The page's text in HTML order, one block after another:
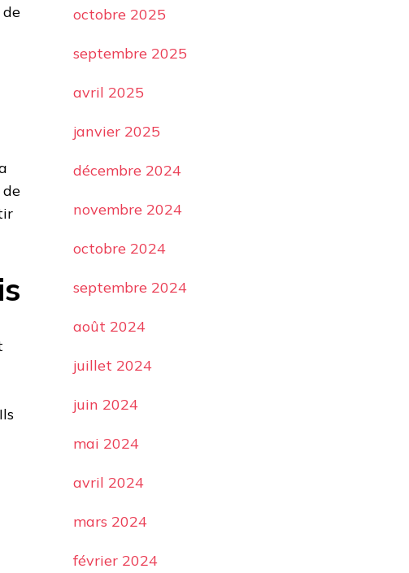
octobre 2025
septembre 2025
avril 2025
janvier 2025
décembre 2024
novembre 2024
octobre 2024
septembre 2024
août 2024
juillet 2024
juin 2024
mai 2024
avril 2024
mars 2024
février 2024